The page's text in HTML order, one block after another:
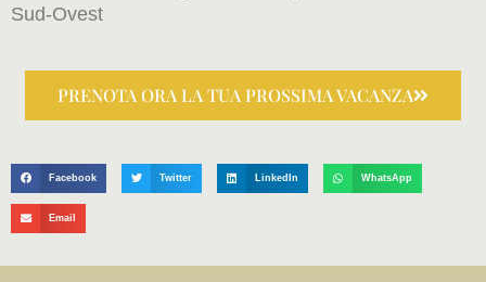
Sud-Ovest
PRENOTA ORA LA TUA PROSSIMA VACANZA
Facebook Twitter LinkedIn WhatsApp
Email